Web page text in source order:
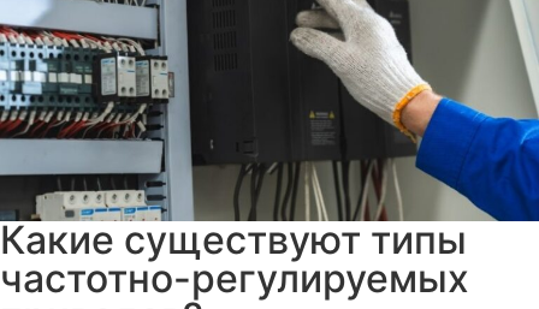
Какие существуют типы
частотно-регулируемых